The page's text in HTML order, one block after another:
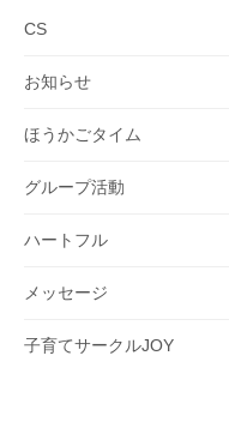
CS
お知らせ
ほうかごタイム
グループ活動
ハートフル
メッセージ
子育てサークルJOY